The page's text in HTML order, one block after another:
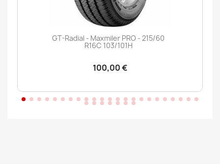
GT-Radial - Maxmiler PRO - 215/60
R16C 103/101H
100,00 €